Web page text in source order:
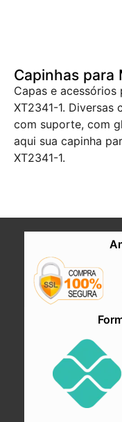
Capinhas para
Capas e
XT2341-1. Diversas
com suporte, com
aqui sua capinha
XT2341-1.